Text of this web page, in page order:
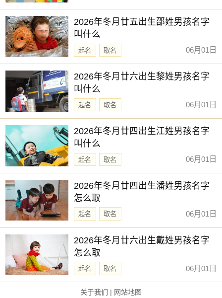
2026年冬月廿五出生邵姓男孩名字
叫什么
起名 取名 06月01日
2026年冬月廿六出生黎姓男孩名字
叫什么
起名 取名 06月01日
2026年冬月廿四出生江姓男孩名字
叫什么
起名 取名 06月01日
2026年冬月廿四出生潘姓男孩名字
怎么取
起名 取名 06月01日
2026年冬月廿六出生戴姓男孩名字
怎么取
起名 取名 06月01日
关于我们 | 网站地图